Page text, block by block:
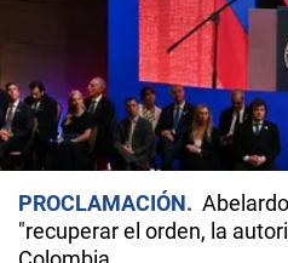
PROCLAMACIÓN
"recuperar el orden, la